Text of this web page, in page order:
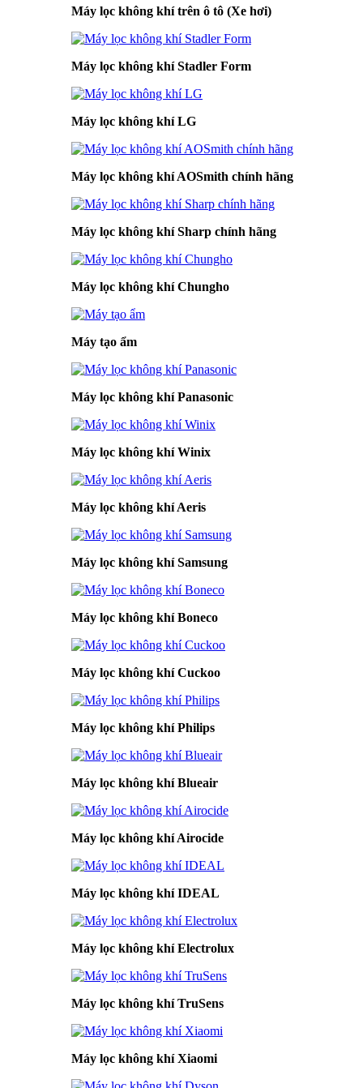
Máy lọc không khí trên ô tô (Xe hơi)
Máy lọc không khí Stadler Form
Máy lọc không khí LG
Máy lọc không khí AOSmith chính hãng
Máy lọc không khí Sharp chính hãng
Máy lọc không khí Chungho
Máy tạo ẩm
Máy lọc không khí Panasonic
Máy lọc không khí Winix
Máy lọc không khí Aeris
Máy lọc không khí Samsung
Máy lọc không khí Boneco
Máy lọc không khí Cuckoo
Máy lọc không khí Philips
Máy lọc không khí Blueair
Máy lọc không khí Airocide
Máy lọc không khí IDEAL
Máy lọc không khí Electrolux
Máy lọc không khí TruSens
Máy lọc không khí Xiaomi